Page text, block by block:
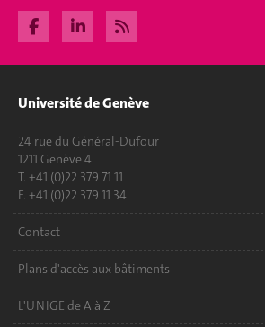
Université de Genève
24 rue du Général-Dufour
1211 Genève 4
T. +41 (0)22 379 71 11
F. +41 (0)22 379 11 34
Contact
Plans d'accès aux bâtiments
L'UNIGE de A à Z